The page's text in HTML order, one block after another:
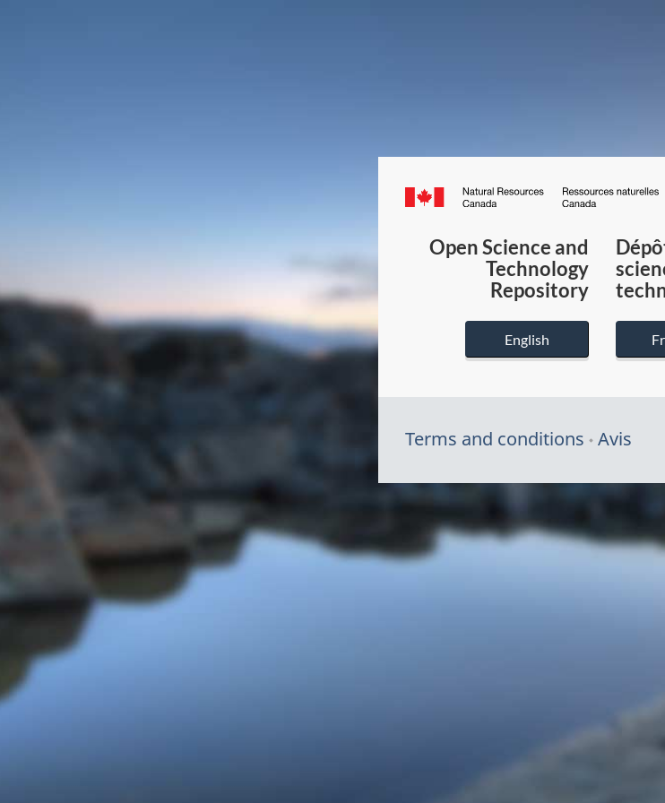
Canada.ca
Open Science and
Technology
Repository
English
Terms and conditions Avis